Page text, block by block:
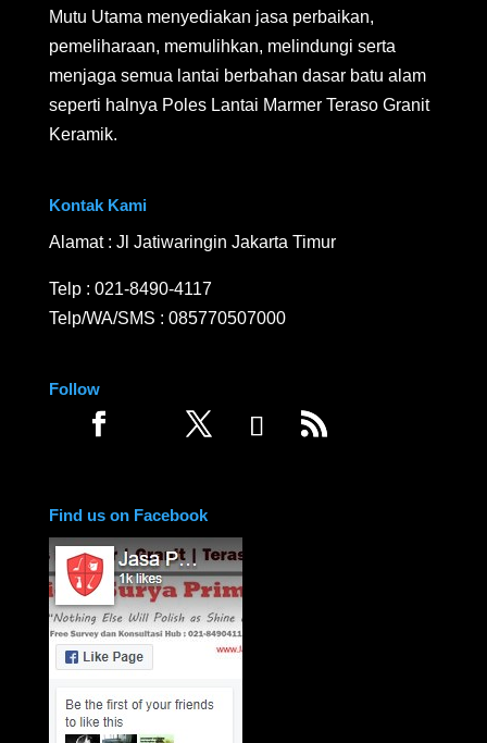
Mutu Utama menyediakan jasa perbaikan,
pemeliharaan, memulihkan, melindungi serta
menjaga semua lantai berbahan dasar batu alam
seperti halnya Poles Lantai Marmer Teraso Granit
Keramik.
Kontak Kami
Alamat : Jl Jatiwaringin Jakarta Timur
Telp : 021-8490-4117
Telp/WA/SMS : 085770507000
Follow
Find us on Facebook